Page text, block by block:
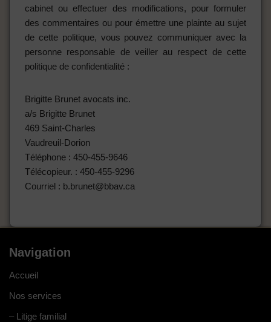
cabinet ou effectuer des modifications, pour formuler
des commentaires ou pour émettre une plainte au sujet
de cette politique, vous pouvez communiquer avec la
personne responsable de veiller au respect de cette
politique de confidentialité :
Brigitte Brunet avocats inc.
a/s Brigitte Brunet
469 Saint-Charles
Vaudreuil-Dorion
Téléphone : 450-455-9646
Télécopieur. : 450-455-9296
Courriel : b.brunet@bbav.ca
Navigation
Accueil
Nos services
– Litige familial